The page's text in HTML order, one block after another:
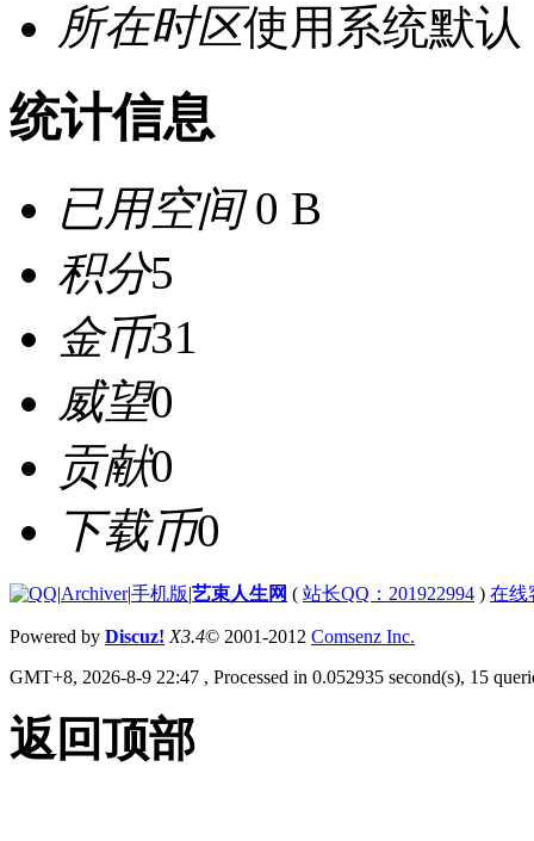
所在时区使用系统默认
统计信息
已用空间0 B
积分5
金币31
威望0
贡献0
下载币0
|Archiver|手机版|艺束人生网 ( 站长QQ：201922994 ) 在线
Powered by Discuz! X3.4© 2001-2012 Comsenz Inc.
GMT+8, 2026-8-9 22:47 , Processed in 0.052935 second(s), 15
返回顶部